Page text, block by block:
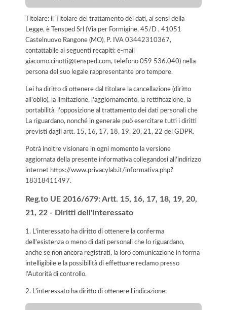
Titolare: il Titolare del trattamento dei dati, ai sensi della
Legge, è Tensped Srl (Via per Formigine, 45/D , 41051
Castelnuovo Rangone (MO), P. IVA 03442310367,
contattabile ai seguenti recapiti: e-mail
giacomo.cinotti@tensped.com, telefono 059 536.040) nella
persona del suo legale rappresentante pro tempore.
Lei ha diritto di ottenere dal titolare la cancellazione (diritto
all'oblio), la limitazione, l'aggiornamento, la rettificazione, la
portabilità, l'opposizione al trattamento dei dati personali che
La riguardano, nonché in generale può esercitare tutti i diritti
previsti dagli artt. 15, 16, 17, 18, 19, 20, 21, 22 del GDPR.
Potrà inoltre visionare in ogni momento la versione
aggiornata della presente informativa collegandosi all'indirizzo
internet https://www.privacylab.it/informativa.php?
18318411497.
Reg.to UE 2016/679: Artt. 15, 16, 17, 18, 19, 20,
21, 22 - Diritti dell'Interessato
1. L'interessato ha diritto di ottenere la conferma
dell'esistenza o meno di dati personali che lo riguardano,
anche se non ancora registrati, la loro comunicazione in forma
intelligibile e la possibilità di effettuare reclamo presso
l’Autorità di controllo.
2. L'interessato ha diritto di ottenere l'indicazione: